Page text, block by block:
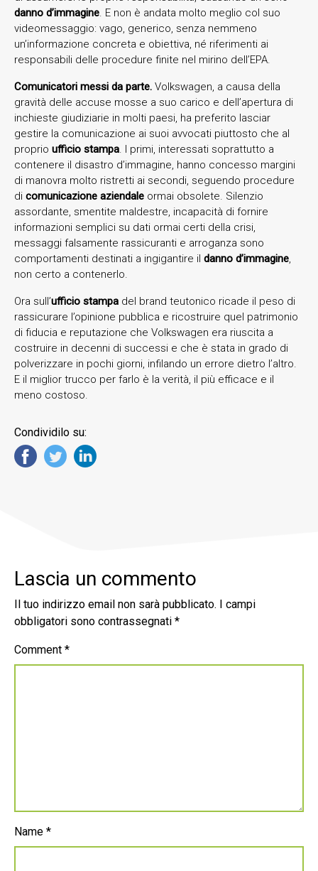
danno d’immagine. E non è andata molto meglio col suo
videomessaggio: vago, generico, senza nemmeno
un’informazione concreta e obiettiva, né riferimenti ai
responsabili delle procedure finite nel mirino dell’EPA.
Comunicatori messi da parte. Volkswagen, a causa della
gravità delle accuse mosse a suo carico e dell’apertura di
inchieste giudiziarie in molti paesi, ha preferito lasciar
gestire la comunicazione ai suoi avvocati piuttosto che al
proprio ufficio stampa. I primi, interessati soprattutto a
contenere il disastro d’immagine, hanno concesso margini
di manovra molto ristretti ai secondi, seguendo procedure
di comunicazione aziendale ormai obsolete. Silenzio
assordante, smentite maldestre, incapacità di fornire
informazioni semplici su dati ormai certi della crisi,
messaggi falsamente rassicuranti e arroganza sono
comportamenti destinati a ingigantire il danno d’immagine,
non certo a contenerlo.
Ora sull’ufficio stampa del brand teutonico ricade il peso di
rassicurare l’opinione pubblica e ricostruire quel patrimonio
di fiducia e reputazione che Volkswagen era riuscita a
costruire in decenni di successi e che è stata in grado di
polverizzare in pochi giorni, infilando un errore dietro l’altro.
E il miglior trucco per farlo è la verità, il più efficace e il
meno costoso.
Condividilo su:
Lascia un commento
Il tuo indirizzo email non sarà pubblicato.
I campi
obbligatori sono contrassegnati *
Comment *
Name *